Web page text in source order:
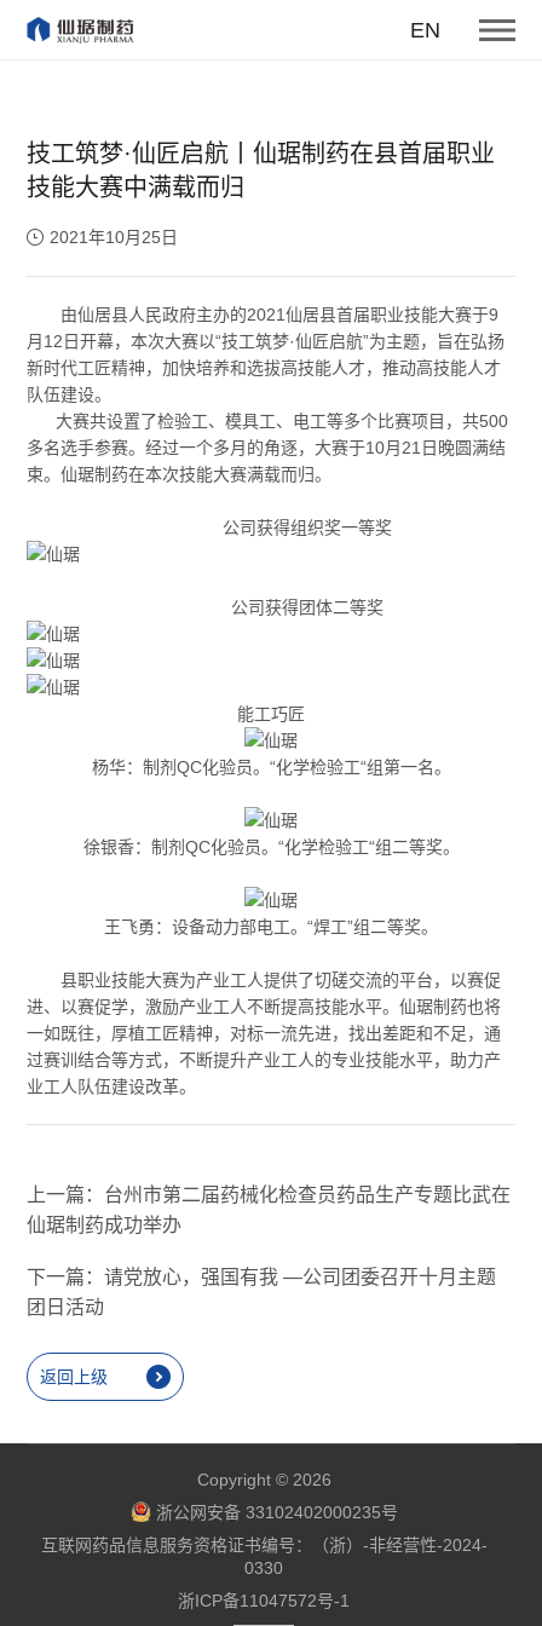
EN
技工筑梦·仙匠启航丨仙琚制药在县首届职业
技能大赛中满载而归
2021年10月25日
由仙居县人民政府主办的2021仙居县首届职业技能大赛于9
月12日开幕，本次大赛以“技工筑梦·仙匠启航”为主题，旨在弘扬
新时代工匠精神，加快培养和选拔高技能人才，推动高技能人才
队伍建设。
大赛共设置了检验工、模具工、电工等多个比赛项目，共500
多名选手参赛。经过一个多月的角逐，大赛于10月21日晚圆满结
束。仙琚制药在本次技能大赛满载而归。
公司获得组织奖一等奖
公司获得团体二等奖
能工巧匠
杨华：制剂QC化验员。“化学检验工“组第一名。
徐银香：制剂QC化验员。“化学检验工“组二等奖。
王飞勇：设备动力部电工。“焊工”组二等奖。
县职业技能大赛为产业工人提供了切磋交流的平台，以赛促
进、以赛促学，激励产业工人不断提高技能水平。仙琚制药也将
一如既往，厚植工匠精神，对标一流先进，找出差距和不足，通
过赛训结合等方式，不断提升产业工人的专业技能水平，助力产
业工人队伍建设改革。
上一篇：台州市第二届药械化检查员药品生产专题比武在
仙琚制药成功举办
下一篇：请党放心，强国有我 —公司团委召开十月主题
团日活动
返回上级
Copyright © 2026
浙公网安备 33102402000235号
互联网药品信息服务资格证书编号：（浙）-非经营性-2024-
0330
浙ICP备11047572号-1